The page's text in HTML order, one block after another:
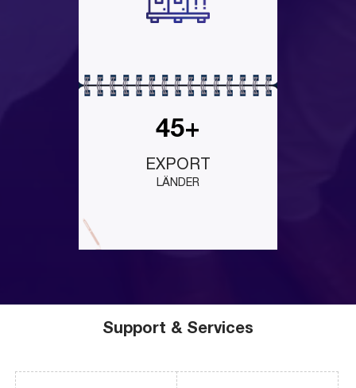
45+
EXPORT
LÄNDER
Support & Services